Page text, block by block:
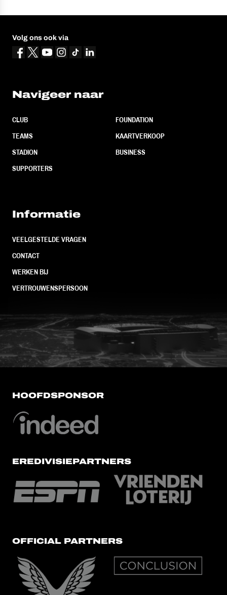
Volg ons ook via
Navigeer naar
CLUB
TEAMS
STADION
SUPPORTERS
FOUNDATION
KAARTVERKOOP
BUSINESS
Informatie
VEELGESTELDE VRAGEN
CONTACT
WERKEN BIJ
VERTROUWENSPERSOON
FC Utrecht<br>vanuit<br>het
HOOFDSPONSOR
EREDIVISIEPARTNERS
OFFICIAL PARTNERS